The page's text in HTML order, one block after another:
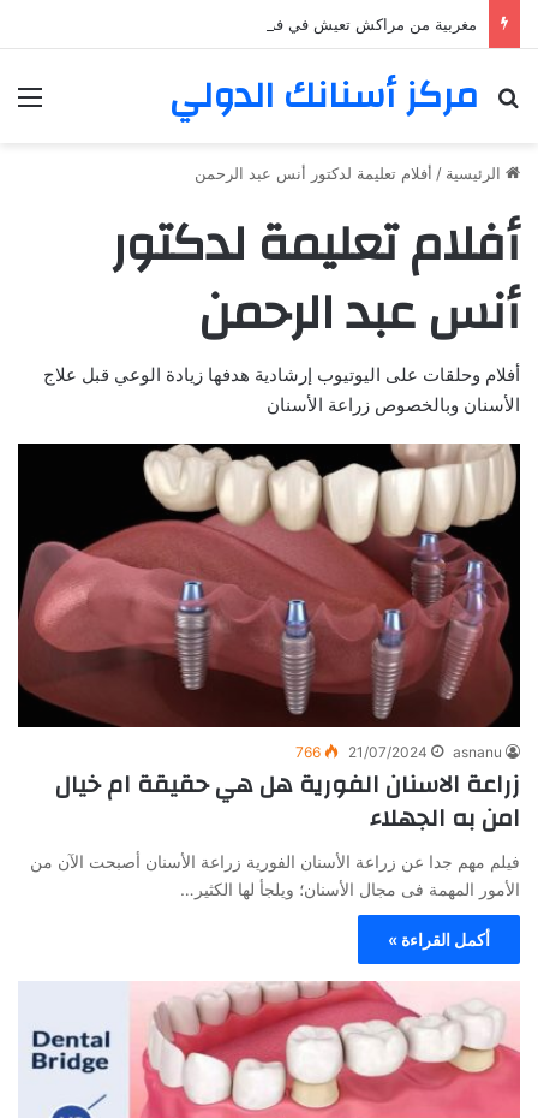
مغربية من مراكش تعيش في فرنسا ركبت أبتسامة هوليود
مركز أسنانك الدولي
بحث عن
الرئيسية / أفلام تعليمة لدكتور أنس عبد الرحمن
أفلام تعليمة لدكتور
أنس عبد الرحمن
أفلام وحلقات على اليوتيوب إرشادية هدفها زيادة الوعي قبل علاج
الأسنان وبالخصوص زراعة الأسنان
asnanu
21/07/2024
766
زراعة الاسنان الفورية هل هي حقيقة ام خيال
امن به الجهلاء
فيلم مهم جدا عن زراعة الأسنان الفورية زراعة الأسنان أصبحت الآن من
الأمور المهمة فى مجال الأسنان؛ ويلجأ لها الكثير…
أكمل القراءة »